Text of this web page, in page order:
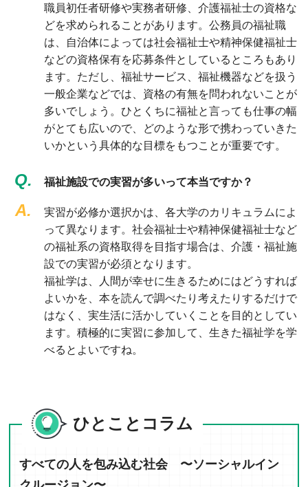
職員初任者研修や実務者研修、介護福祉士の資格な
どを求められることがあります。公務員の福祉職
は、自治体によっては社会福祉士や精神保健福祉士
などの資格保有を応募条件としているところもあり
ます。ただし、福祉サービス、福祉機器などを扱う
一般企業などでは、資格の有無を問われないことが
多いでしょう。ひとくちに福祉と言っても仕事の幅
がとても広いので、どのような形で携わっていきた
いかという具体的な目標をもつことが重要です。
Q. 福祉施設での実習が多いって本当ですか？
A.
実習が必修か選択かは、各大学のカリキュラムによ
って異なります。社会福祉士や精神保健福祉士など
の福祉系の資格取得を目指す場合は、介護・福祉施
設での実習が必須となります。
福祉学は、人間が幸せに生きるためにはどうすれば
よいかを、本を読んで調べたり考えたりするだけで
はなく、実生活に活かしていくことを目的としてい
ます。積極的に実習に参加して、生きた福祉学を学
べるとよいですね。
ひとことコラム
すべての人を包み込む社会 〜ソーシャルイン